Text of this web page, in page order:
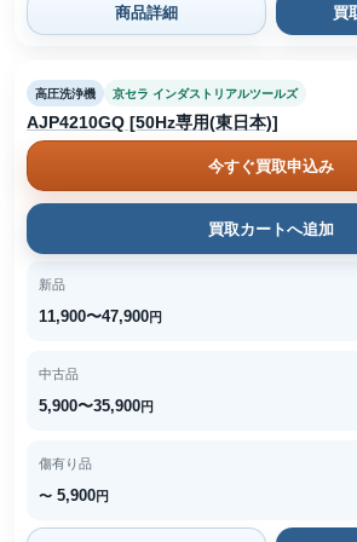
商品詳細 買
高圧洗浄機 京セラ インダストリアルツールズ
AJP4210GQ [50Hz専用(東日本)]
今すぐ買取申込み
買取カートへ追加
新品
11,900〜47,900円
中古品
5,900〜35,900円
傷有り品
〜 5,900円